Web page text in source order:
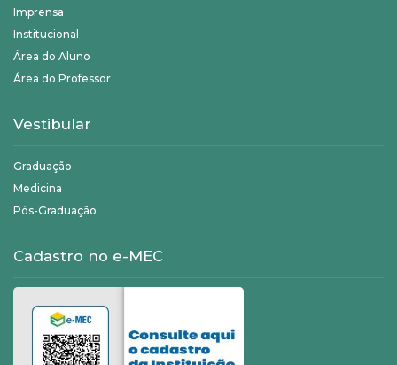
Imprensa
Institucional
Área do Aluno
Área do Professor
Vestibular
Graduação
Medicina
Pós-Graduação
Cadastro no e-MEC